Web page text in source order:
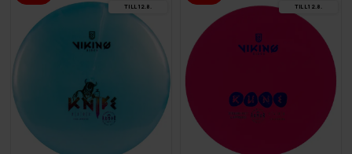
TILL 12.8. TILL 12.8.